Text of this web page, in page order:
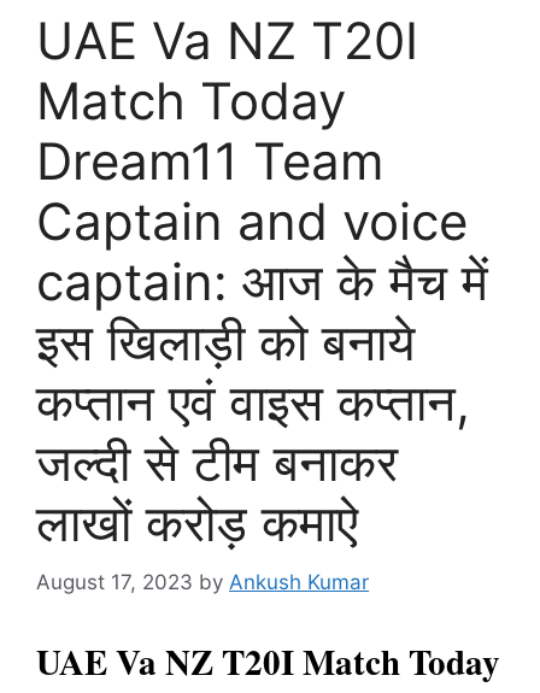
UAE Va NZ T20I
Match Today
Dream11 Team
Captain and voice
captain: आज के मैच में
इस खिलाड़ी को बनाये
कप्तान एवं वाइस कप्तान,
जल्दी से टीम बनाकर
लाखों करोड़ कमाऐ
August 17, 2023 by Ankush Kumar
UAE Va NZ T20I Match Today